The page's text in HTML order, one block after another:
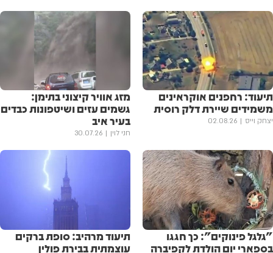
תיעוד: רחפנים אוקראינים
משמידים שיירת דלק רוסית
יצחק וייס 02.08.26
מזג אוויר קיצוני בתימן:
גשמים עזים ושיטפונות כבדים
בעיר איב
חני לוין 30.07.26
"גלגל פינוקים": כך חגגו
בספארי יום הולדת לקפיברה
תיעוד מרהיב: סופת ברקים
עוצמתית בבירת פולין